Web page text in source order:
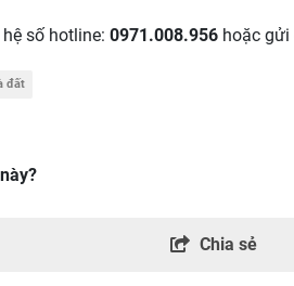
số hotline: 0971.008.956 hoặc
đất
Chia sẻ